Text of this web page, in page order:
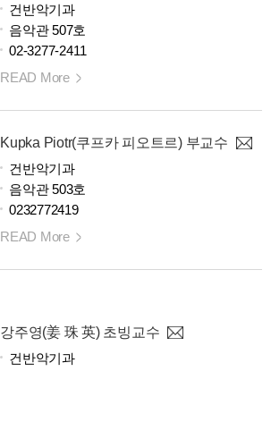
건반악기과
음악관 507호
02-3277-2411
READ More
Kupka Piotr(쿠프카 피오트르) 부교수
건반악기과
음악관 503호
0232772419
READ More
강주영(姜 珠 英) 초빙교수
건반악기과